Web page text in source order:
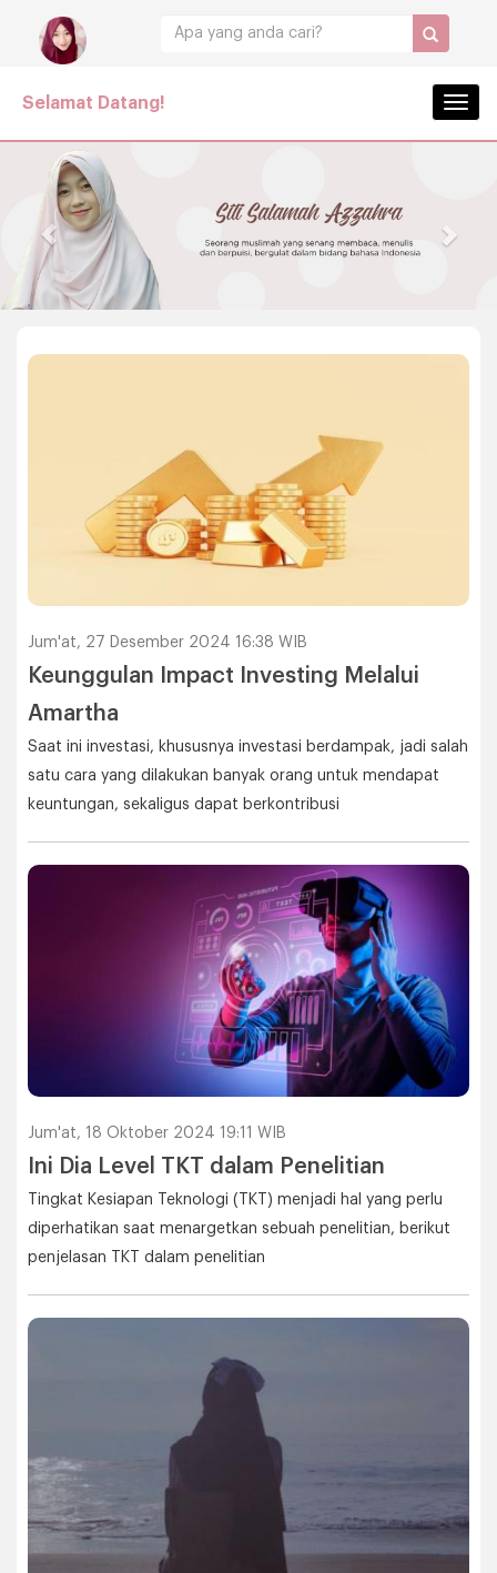
Selamat Datang!
Jum'at, 27 Desember 2024 16:38 WIB
Keunggulan Impact Investing Melalui
Amartha
Saat ini investasi, khususnya investasi berdampak, jadi salah
satu cara yang dilakukan banyak orang untuk mendapat
keuntungan, sekaligus dapat berkontribusi
Jum'at, 18 Oktober 2024 19:11 WIB
Ini Dia Level TKT dalam Penelitian
Tingkat Kesiapan Teknologi (TKT) menjadi hal yang perlu
diperhatikan saat menargetkan sebuah penelitian, berikut
penjelasan TKT dalam penelitian